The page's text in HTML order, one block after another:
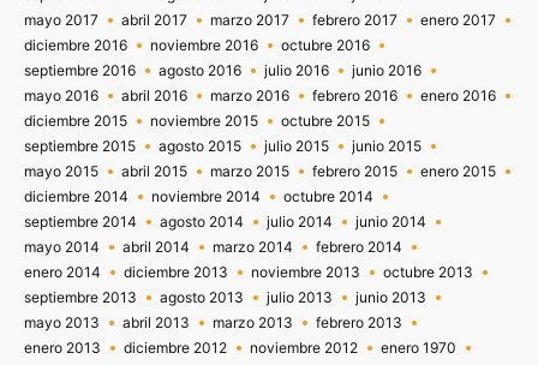
mayo 2017
abril 2017 marzo 2017 febrero 2017
enero 2017
diciembre 2016
noviembre 2016
octubre 2016
septiembre 2016
agosto 2016 julio 2016
junio 2016
mayo 2016
abril 2016 marzo 2016 febrero 2016
enero 2016
diciembre 2015
noviembre 2015
octubre 2015
septiembre 2015
agosto 2015 julio 2015
junio 2015
mayo 2015
abril 2015 marzo 2015 febrero 2015
enero 2015
diciembre 2014
noviembre 2014
octubre 2014
septiembre 2014
agosto 2014 julio 2014
junio 2014
mayo 2014
abril 2014 marzo 2014
febrero 2014
enero 2014
diciembre 2013 noviembre 2013
octubre 2013
septiembre 2013
agosto 2013 julio 2013
junio 2013
mayo 2013
abril 2013 marzo 2013
febrero 2013
enero 2013
diciembre 2012 noviembre 2012
enero 1970